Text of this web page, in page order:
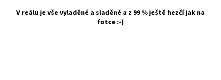
V reálu je vše vyladěné a sladěné a z 99 % ještě hezčí jak na
fotce :-)